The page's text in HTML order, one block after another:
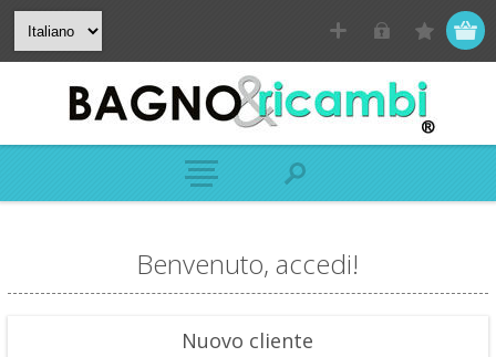
Benvenuto, accedi!
Nuovo cliente